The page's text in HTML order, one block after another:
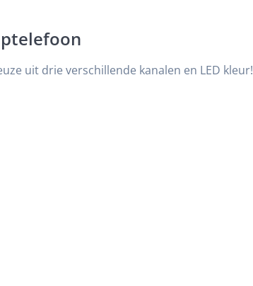
uit drie verschillende kanalen en LED kleur!